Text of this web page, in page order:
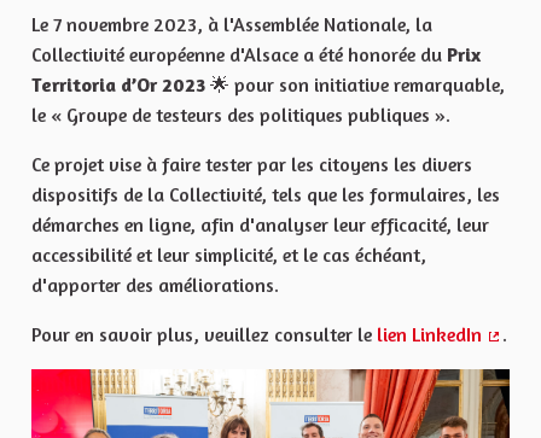
Le 7 novembre 2023, à l'Assemblée Nationale, la
Collectivité européenne d'Alsace a été honorée du Prix
Territoria d’Or 2023 🌟 pour son initiative remarquable,
le « Groupe de testeurs des politiques publiques ».
Ce projet vise à faire tester par les citoyens les divers
dispositifs de la Collectivité, tels que les formulaires, les
démarches en ligne, afin d'analyser leur efficacité, leur
accessibilité et leur simplicité, et le cas échéant,
d'apporter des améliorations.
Pour en savoir plus, veuillez consulter le lien LinkedIn
.